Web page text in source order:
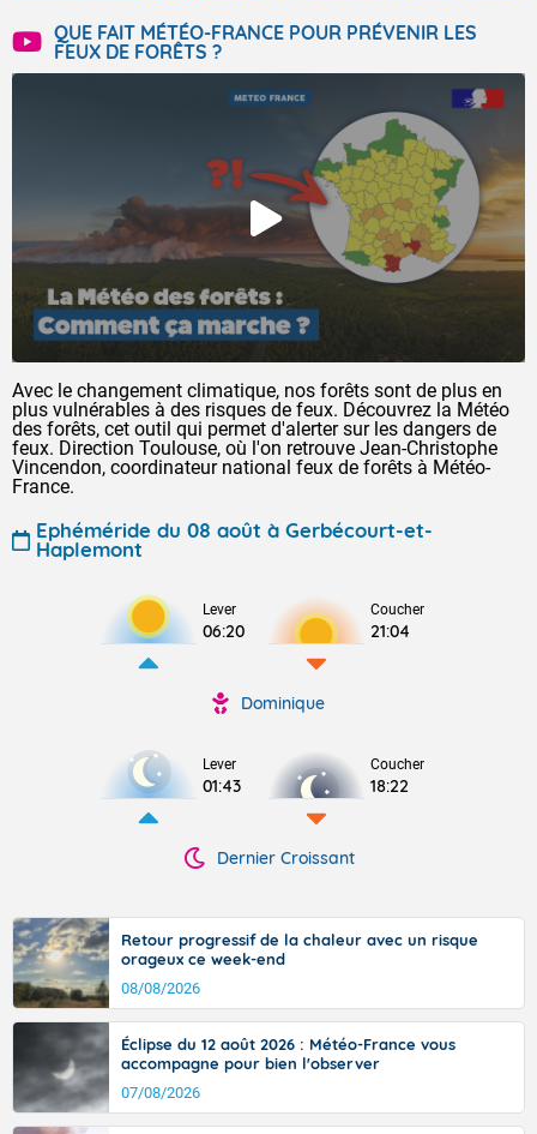
QUE FAIT MÉTÉO-FRANCE POUR PRÉVENIR LES
FEUX DE FORÊTS ?
Avec le changement climatique, nos forêts sont de plus en
plus vulnérables à des risques de feux. Découvrez la Météo
des forêts, cet outil qui permet d'alerter sur les dangers de
feux. Direction Toulouse, où l'on retrouve Jean-Christophe
Vincendon, coordinateur national feux de forêts à Météo-
France.
Ephéméride du 08 août à Gerbécourt-et-
Haplemont
Lever
06:20
Coucher
21:04
Dominique
Lever
01:43
Coucher
18:22
Dernier Croissant
Retour progressif de la chaleur avec un risque
orageux ce week-end
08/08/2026
Éclipse du 12 août 2026 : Météo-France vous
accompagne pour bien l'observer
07/08/2026